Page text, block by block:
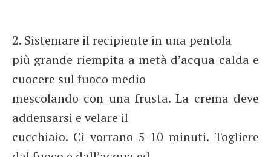
2. Sistemare il recipiente in una pentola
più grande riempita a metà d’acqua calda e
cuocere sul fuoco medio
mescolando con una frusta. La crema deve
addensarsi e velare il
cucchiaio. Ci vorrano 5-10 minuti. Togliere